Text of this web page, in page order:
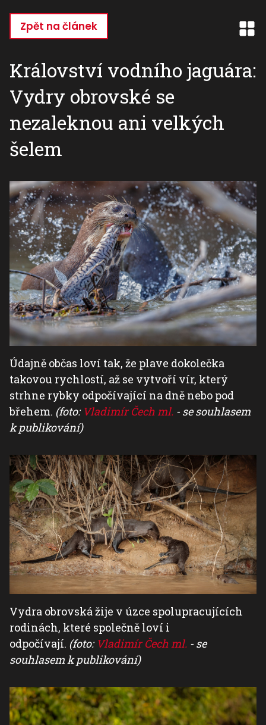
hlavnímu
Zpět na článek
Království vodního jaguára:
Vydry obrovské se
nezaleknou ani velkých
šelem
Údajně občas loví tak, že plave dokolečka
takovou rychlostí, až se vytvoří vír, který
strhne rybky odpočívající na dně nebo pod
břehem. (foto: Vladimír Čech ml. - se souhlasem
k publikování)
Vydra obrovská žije v úzce spolupracujících
rodinách, které společně loví i
odpočívají. (foto: Vladimír Čech ml. - se
souhlasem k publikování)